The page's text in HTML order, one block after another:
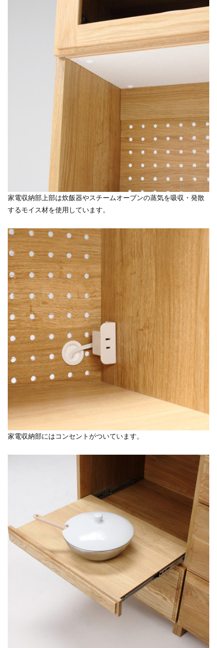
家電収納部上部は炊飯器やスチームオーブンの蒸気を吸収・発散
するモイス材を使用しています。
家電収納部にはコンセントがついています。